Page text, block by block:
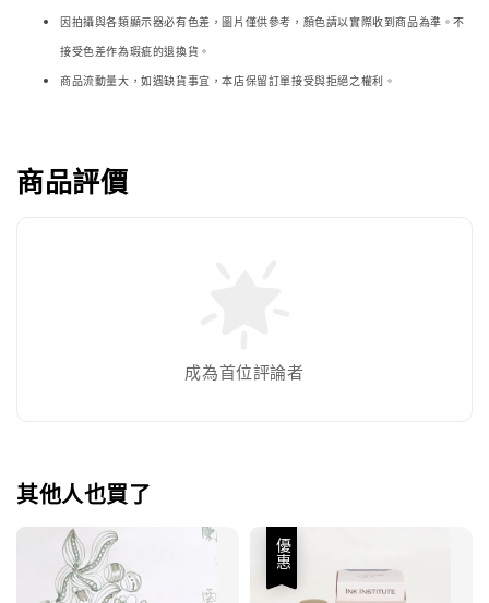
因拍攝與各類顯示器必有色差，圖片僅供參考，顏色請以實際收到商品為準。不
接受色差作為瑕疵的退換貨。
商品流動量大，如遇缺貨事宜，本店保留訂單接受與拒絕之權利。
商品評價
成為首位評論者
其他人也買了
優惠